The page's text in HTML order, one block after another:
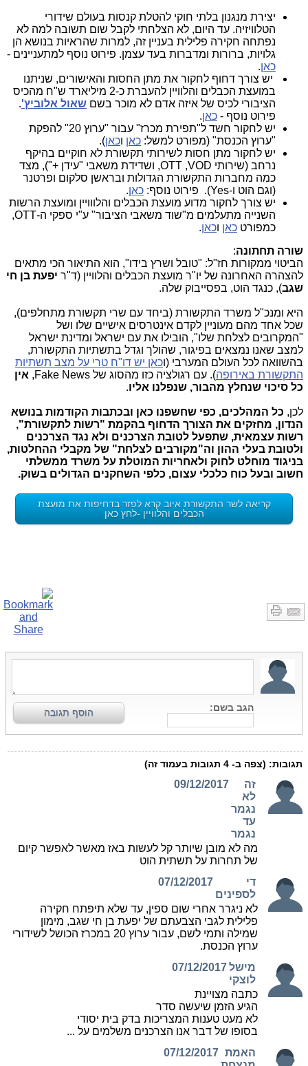
יצירת מנגנון בלתי חוקי להטלת קנסות בעולם שידורי
הטלוויזיה. עד היום, לא הצלחתי לקבל שום תשובה למה לא
נפתחה חקירה פלילית בעניין זה, למרות שהראיות בנושא הן
גלויות, ברורות ומדברות בעד עצמן. פירוט נוסף למתעניינים -
כאן.
יש צורך דחוף לחקור את מתן החסות והאישורים, שניתנו
במועצת הכבלים והלוויין להעברת כ-2 מיליארד ש"ח מהכיס
הציבורי לכיס של איזה אדם לא מוכר בשם שאול אלוביץ'.
פירוט נוסף - כאן.
יש לחקור חשד ל"תפירת מכרז" עבור "ערוץ 20" להפקת
"ערוץ הכנסת" (מפורט למשל: כאן וכאן).
יש לחקור מתן חסות לשירותי תקשורת לא חוקיים בהיקף
נרחב (שירותי OTT ,VOD, ושדידת משאבי "עידן +"), מצד
כמה מחברות התקשורת הגדולות ובראשן סלקום ופרטנר
(וגם הוט ו-Yes). פירוט נוסף:
כאן.
יש צורך לחקור מדוע מועצת הכבלים והלווויין ומועצת הרשות
השנייה מתעלמים מ"שוד משאבי הציבור" ע"י ספקי ה-OTT,
כמפורט כאן וכאן.
שורה תחתונה:
הביטוי ממקורות חז"ל: "טובל ושרץ בידו", הוא התיאור הכי מתאים
להצהרה האחרונה של יו"ר מועצת הכבלים והלוויין (ד"ר יפעת בן חי
שגב), כנגד הוט, בפסייבוק שלה.
היא ומנכ"ל משרד התקשורת (ביחד עם שרי תקשורת מתחלפים),
שכל אחד מהם מעוניין לקדם אינטרסים אישיים שלו ושל
"המקרובים לצלחת שלו", הובילו את עם ישראל ומדינת ישראל
למצב שאנו נמצאים בפיגור, שהולך וגדל בתשתיות התקשורת,
בהשוואה לכל העולם המערבי (וכאן יש דו"ח טרי על מצב תשתיות
התקשורת באירופה). עם רגולציה כזו מהסוג של Fake News,
אין
כל סיכוי שנחלץ מהבור, שנפלנו אליו.
לכן, כל המהלכים, כפי שחשפנו כאן ובכתבות הקודמות בנושא
הנדון, מחזקים את הצורך הדחוף בהקמת "רשות לתקשורת",
רשות עצמאית, שתפעל לטובת הצרכנים ולא נגד הצרכנים
ולטובת בעלי ההון וה"מקורבים לצלחת" של מקבלי ההחלטות,
בניגוד מוחלט לחוק ולאחריות המוטלת על משרד ממשלתי
חשוב ובעל כוח כלכלי עצום, כלפי השחקנים הגדולים בשוק.
קריאה לשר התקשורת איוב קרא לפזר בדחיפות את מועצת
הכבלים והלוויין -לחץ כאן